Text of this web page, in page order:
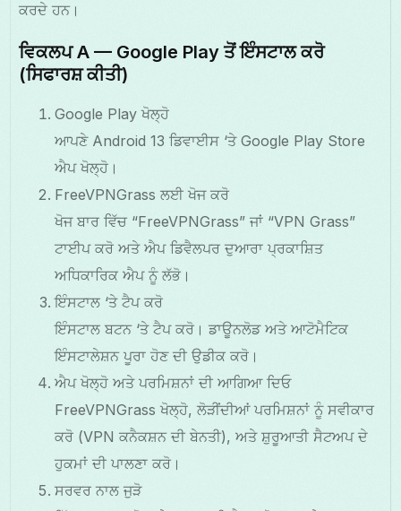
ਕਰਦੇ ਹਨ।
ਵਿਕਲਪ A — Google Play ਤੋਂ ਇੰਸਟਾਲ ਕਰੋ
(ਸਿਫਾਰਸ਼ ਕੀਤੀ)
Google Play ਖੋਲ੍ਹੋ
ਆਪਣੇ Android 13 ਡਿਵਾਈਸ ‘ਤੇ Google Play Store
ਐਪ ਖੋਲ੍ਹੋ।
FreeVPNGrass ਲਈ ਖੋਜ ਕਰੋ
ਖੋਜ ਬਾਰ ਵਿੱਚ “FreeVPNGrass” ਜਾਂ “VPN Grass”
ਟਾਈਪ ਕਰੋ ਅਤੇ ਐਪ ਡਿਵੈਲਪਰ ਦੁਆਰਾ ਪ੍ਰਕਾਸ਼ਿਤ
ਅਧਿਕਾਰਿਕ ਐਪ ਨੂੰ ਲੱਭੋ।
ਇੰਸਟਾਲ ‘ਤੇ ਟੈਪ ਕਰੋ
ਇੰਸਟਾਲ ਬਟਨ ‘ਤੇ ਟੈਪ ਕਰੋ। ਡਾਊਨਲੋਡ ਅਤੇ ਆਟੋਮੈਟਿਕ
ਇੰਸਟਾਲੇਸ਼ਨ ਪੂਰਾ ਹੋਣ ਦੀ ਉਡੀਕ ਕਰੋ।
ਐਪ ਖੋਲ੍ਹੋ ਅਤੇ ਪਰਮਿਸ਼ਨਾਂ ਦੀ ਆਗਿਆ ਦਿਓ
FreeVPNGrass ਖੋਲ੍ਹੋ, ਲੋੜੀਂਦੀਆਂ ਪਰਮਿਸ਼ਨਾਂ ਨੂੰ ਸਵੀਕਾਰ
ਕਰੋ (VPN ਕਨੈਕਸ਼ਨ ਦੀ ਬੇਨਤੀ), ਅਤੇ ਸ਼ੁਰੂਆਤੀ ਸੈਟਅਪ ਦੇ
ਹੁਕਮਾਂ ਦੀ ਪਾਲਣਾ ਕਰੋ।
ਸਰਵਰ ਨਾਲ ਜੁੜੋ